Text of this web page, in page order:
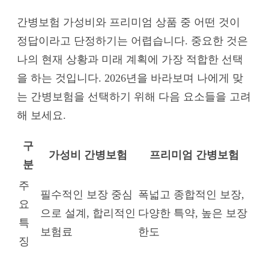
간병보험 가성비와 프리미엄 상품 중 어떤 것이
정답이라고 단정하기는 어렵습니다. 중요한 것은
나의 현재 상황과 미래 계획에 가장 적합한 선택
을 하는 것입니다. 2026년을 바라보며 나에게 맞
는 간병보험을 선택하기 위해 다음 요소들을 고려
해 보세요.
구
분
가성비 간병보험 프리미엄 간병보험
주
요
특
징
필수적인 보장 중심
으로 설계, 합리적인
보험료
폭넓고 종합적인 보장,
다양한 특약, 높은 보장
한도